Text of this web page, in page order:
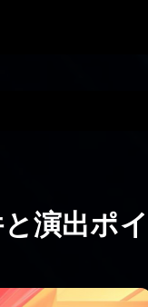
演出ポイ